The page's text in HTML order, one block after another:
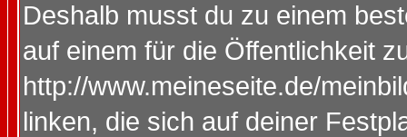
Deshalb musst du zu einem
auf einem für die Öffentlichkeit
http://www.meineseite.de/
linken, die sich auf deiner